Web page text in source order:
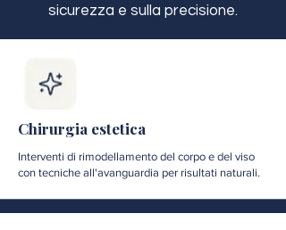
sicurezza e sulla precisione.
Chirurgia estetica
Interventi di rimodellamento del corpo e del viso
con tecniche all'avanguardia per risultati naturali.